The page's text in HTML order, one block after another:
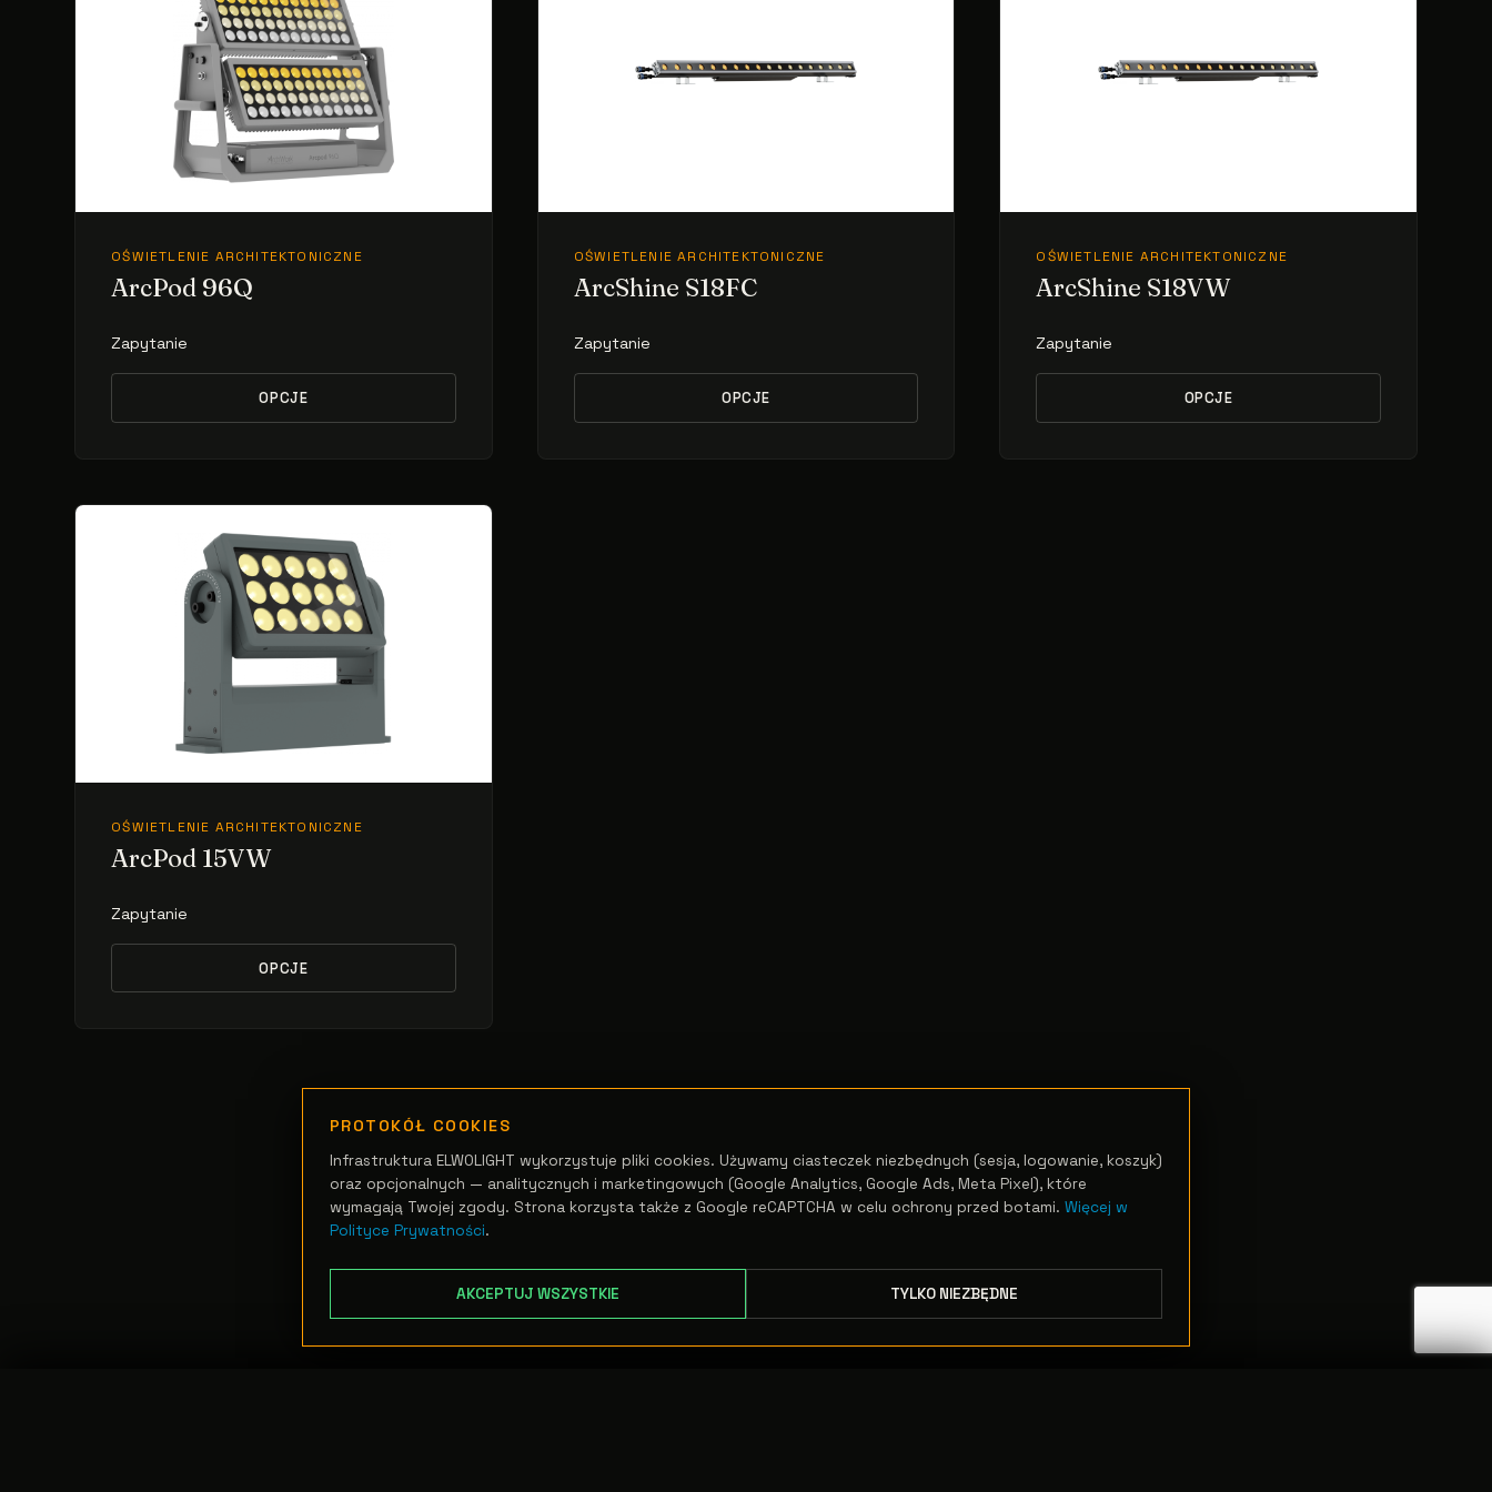
OŚWIETLENIE ARCHITEKTONICZNE
ArcPod 96Q
Zapytanie
OPCJE
OŚWIETLENIE ARCHITEKTONICZNE
ArcShine S18FC
Zapytanie
OPCJE
OŚWIETLENIE ARCHITEKTONICZNE
ArcShine S18VW
Zapytanie
OPCJE
OŚWIETLENIE ARCHITEKTONICZNE
ArcPod 15VW
Zapytanie
OPCJE
PROTOKÓŁ COOKIES
Infrastruktura ELWOLIGHT wykorzystuje pliki cookies. Używamy ciasteczek niezbędnych (sesja, logowanie, koszyk)
oraz opcjonalnych — analitycznych i marketingowych (Google Analytics, Google Ads, Meta Pixel), które
wymagają Twojej zgody. Strona korzysta także z Google reCAPTCHA w celu ochrony przed botami. Więcej w
Polityce Prywatności.
AKCEPTUJ WSZYSTKIE TYLKO NIEZBĘDNE